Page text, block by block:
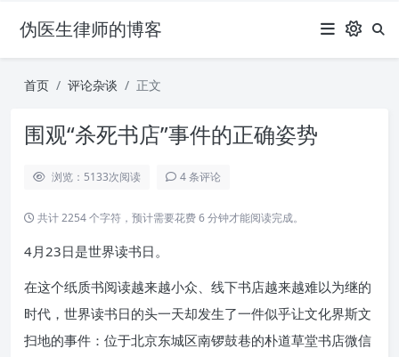
伪医生律师的博客
首页 评论杂谈 正文
围观“杀死书店”事件的正确姿势
浏览：5133次阅读 4 条评论
共计 2254 个字符，预计需要花费 6 分钟才能阅读完成。
4月23日是世界读书日。
在这个纸质书阅读越来越小众、线下书店越来越难以为继的
时代，世界读书日的头一天却发生了一件似乎让文化界斯文
扫地的事件：位于北京东城区南锣鼓巷的朴道草堂书店微信